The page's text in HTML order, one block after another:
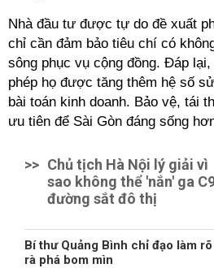
Nhà đầu tư được tự do đề xuất
chỉ cần đảm bảo tiêu chí có
sông phục vụ cộng đồng. Đáp
phép họ được tăng thêm hệ số
bài toán kinh doanh. Bảo vệ, tái
ưu tiên để Sài Gòn đáng sống
>> Chủ tịch Hà Nội lý giải vì
sao không thể 'nắn' ga
đường sắt đô thị
Bí thư Quảng Bình chỉ đạo làm
rà phá bom mìn